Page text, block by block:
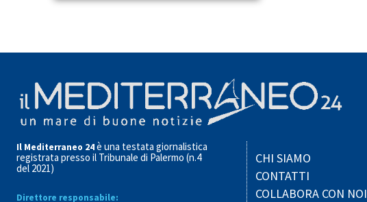
Il Mediterraneo 24è una testata giornalistica
registrata presso il Tribunale di Palermo (n.4
del 2021)
Direttore responsabile:
CHI SIAMO
CONTATTI
COLLABORA CON NOI